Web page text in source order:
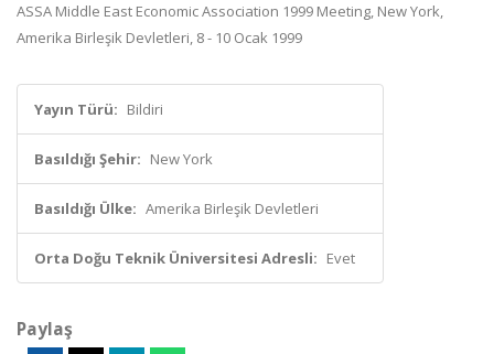
ASSA Middle East Economic Association 1999 Meeting, New York,
Amerika Birleşik Devletleri, 8 - 10 Ocak 1999
Yayın Türü: Bildiri
Basıldığı Şehir: New York
Basıldığı Ülke: Amerika Birleşik Devletleri
Orta Doğu Teknik Üniversitesi Adresli: Evet
Paylaş